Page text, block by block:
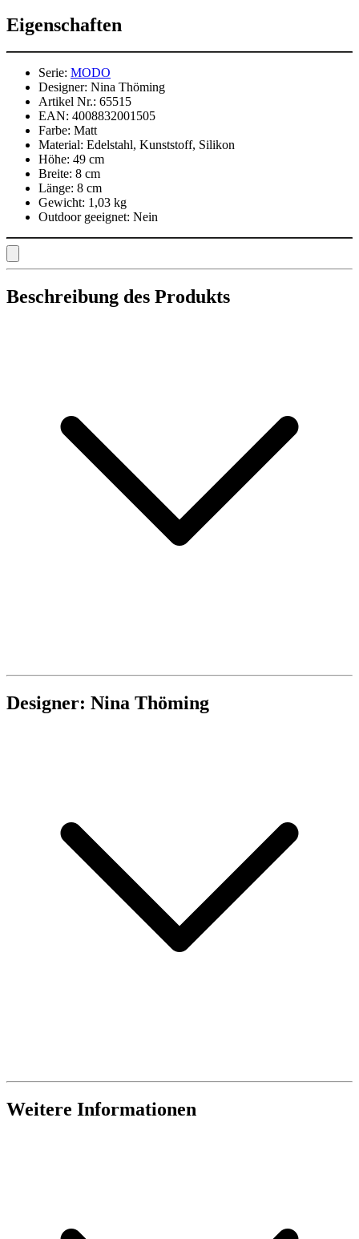
Eigenschaften
Serie: MODO
Designer: Nina Thöming
Artikel Nr.: 65515
EAN: 4008832001505
Farbe: Matt
Material: Edelstahl, Kunststoff, Silikon
Höhe: 49 cm
Breite: 8 cm
Länge: 8 cm
Gewicht: 1,03 kg
Outdoor geeignet: Nein
Beschreibung des Produkts
Designer: Nina Thöming
Weitere Informationen